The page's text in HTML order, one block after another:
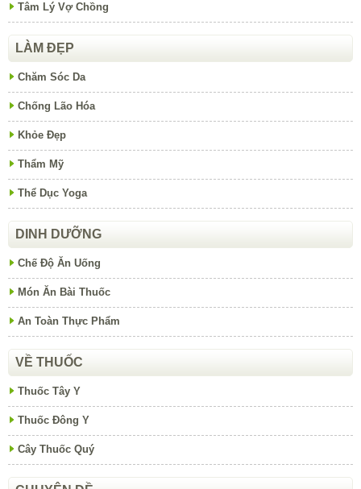
Tâm Lý Vợ Chồng
LÀM ĐẸP
Chăm Sóc Da
Chống Lão Hóa
Khỏe Đẹp
Thẩm Mỹ
Thể Dục Yoga
DINH DƯỠNG
Chế Độ Ăn Uống
Món Ăn Bài Thuốc
An Toàn Thực Phẩm
VỀ THUỐC
Thuốc Tây Y
Thuốc Đông Y
Cây Thuốc Quý